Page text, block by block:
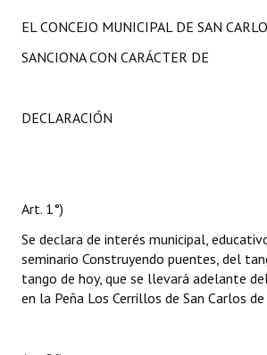
EL CONCEJO MUNICIPAL DE SAN
SANCIONA CON CARÁCTER DE
DECLARACIÓN
Art. 1°)
Se declara de interés municipal,
seminario Construyendo puentes, del
tango de hoy, que se llevará adelante
en la Peña Los Cerrillos de San Carlos